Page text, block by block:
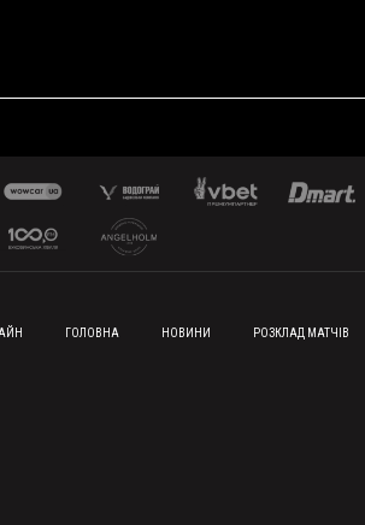
ГОЛОВНА НОВИНИ РОЗКЛАД МАТЧІВ